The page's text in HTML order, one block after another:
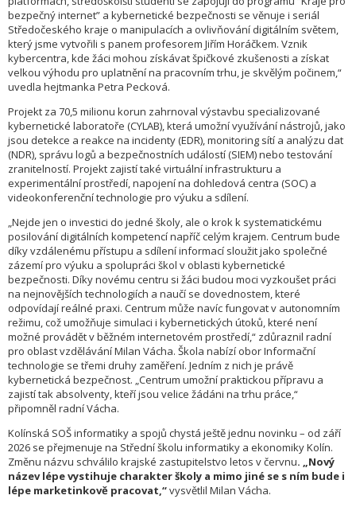
bezpečný internet” a kybernetické bezpečnosti se věnuje i seriál
Středočeského kraje o manipulacích a ovlivňování digitálním světem,
který jsme vytvořili s panem profesorem Jiřím Horáčkem. Vznik
kybercentra, kde žáci mohou získávat špičkové zkušenosti a získat
velkou výhodu pro uplatnění na pracovním trhu, je skvělým počinem,“
uvedla hejtmanka Petra Pecková.
Projekt za 70,5 milionu korun zahrnoval výstavbu specializované
kybernetické laboratoře (CYLAB), která umožní využívání nástrojů, jako
jsou detekce a reakce na incidenty (EDR), monitoring sítí a analýzu dat
(NDR), správu logů a bezpečnostních událostí (SIEM) nebo testování
zranitelností. Projekt zajistí také virtuální infrastrukturu a
experimentální prostředí, napojení na dohledová centra (SOC) a
videokonferenční technologie pro výuku a sdílení.
„Nejde jen o investici do jedné školy, ale o krok k systematickému
posilování digitálních kompetencí napříč celým krajem. Centrum bude
díky vzdálenému přístupu a sdílení informací sloužit jako společné
zázemí pro výuku a spolupráci škol v oblasti kybernetické
bezpečnosti. Díky novému centru si žáci budou moci vyzkoušet práci
na nejnovějších technologiích a naučí se dovednostem, které
odpovídají reálné praxi. Centrum může navíc fungovat v autonomním
režimu, což umožňuje simulaci i kybernetických útoků, které není
možné provádět v běžném internetovém prostředí,“ zdůraznil radní
pro oblast vzdělávání Milan Vácha. Škola nabízí obor Informační
technologie se třemi druhy zaměření. Jedním z nich je právě
kybernetická bezpečnost. „Centrum umožní praktickou přípravu a
zajistí tak absolventy, kteří jsou velice žádáni na trhu práce,“
připomněl radní Vácha.
Kolínská SOŠ informatiky a spojů chystá ještě jednu novinku – od září
2026 se přejmenuje na Střední školu informatiky a ekonomiky Kolín.
Změnu názvu schválilo krajské zastupitelstvo letos v červnu. „Nový
název lépe vystihuje charakter školy a mimo jiné se s ním bude i
lépe marketinkově pracovat,“vysvětlil Milan Vácha.